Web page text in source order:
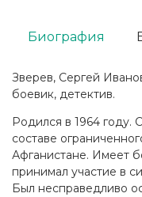
Зверев, Сергей
боевик, детектив.
Родился в 1964 году.
составе
Афганистане. Имеет
принимал участие в
Был несправедливо
Биография